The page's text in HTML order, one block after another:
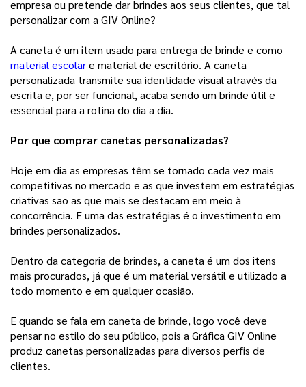
empresa ou pretende dar brindes aos seus clientes, que tal
personalizar com a GIV Online?
material escolar e material de escritório. A caneta
personalizada transmite sua identidade visual através da
escrita e, por ser funcional, acaba sendo um brinde útil e
essencial para a rotina do dia a dia.
Por que comprar canetas personalizadas?
Hoje em dia as empresas têm se tornado cada vez mais
competitivas no mercado e as que investem em estratégias
criativas são as que mais se destacam em meio à
concorrência. E uma das estratégias é o investimento em
brindes personalizados.
Dentro da categoria de brindes, a caneta é um dos itens
mais procurados, já que é um material versátil e utilizado a
todo momento e em qualquer ocasião.
E quando se fala em caneta de brinde, logo você deve
pensar no estilo do seu público, pois a Gráfica GIV Online
produz canetas personalizadas para diversos perfis de
clientes.